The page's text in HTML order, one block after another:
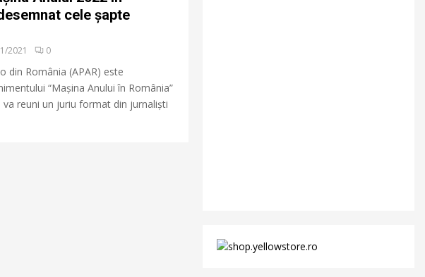
cele șapte
2021 0
din România (APAR) este
“Mașina Anului în România”
va reuni un juriu format din jurnaliști